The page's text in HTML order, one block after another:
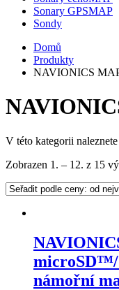
Sonary GPSMAP
Sondy
Domů
Produkty
NAVIONICS
V této kategorii
Zobrazen 1. – 12. z 15
microSD™/
námořní